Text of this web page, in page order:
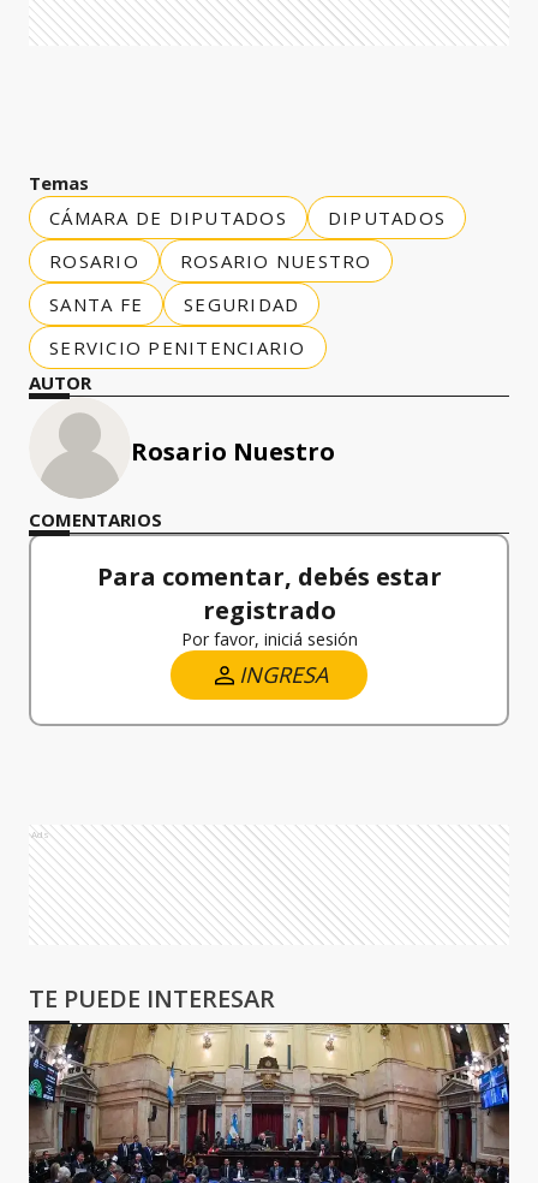
Temas
CÁMARA DE DIPUTADOS
DIPUTADOS
ROSARIO
ROSARIO NUESTRO
SANTA FE
SEGURIDAD
SERVICIO PENITENCIARIO
AUTOR
Rosario Nuestro
COMENTARIOS
Para comentar, debés estar
registrado
Por favor, iniciá sesión
INGRESA
Ads
TE PUEDE INTERESAR